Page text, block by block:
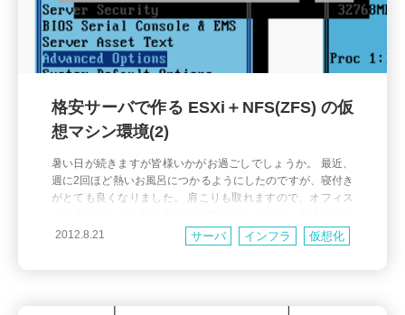
格安サーバで作る ESXi＋NFS(ZFS) の仮
想マシン環境(2)
暑い日が続きますが皆様いかがお過ごしでしょうか。 最近、
週に2回ほど熱いお風呂につかるようにしたのですが、寝付き
がとても良くなりました。 肩こりも取れますので、オフィス
前回の「格安サーバで作る ESXi＋NFS(ZFS) の仮想マシン環
境(1)」の続きです。今回は実際の構築に入っていきましょ
2012.8.21 インフラ
サーバ 仮想化